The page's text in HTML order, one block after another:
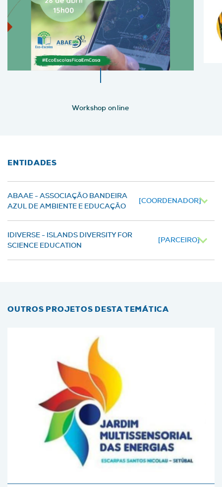
Workshop online
ENTIDADES
ABAAE - ASSOCIAÇÃO BANDEIRA
AZUL DE AMBIENTE E EDUCAÇÃO
[COORDENADOR]
IDIVERSE - ISLANDS DIVERSITY FOR
SCIENCE EDUCATION
[PARCEIRO]
OUTROS PROJETOS DESTA TEMÁTICA